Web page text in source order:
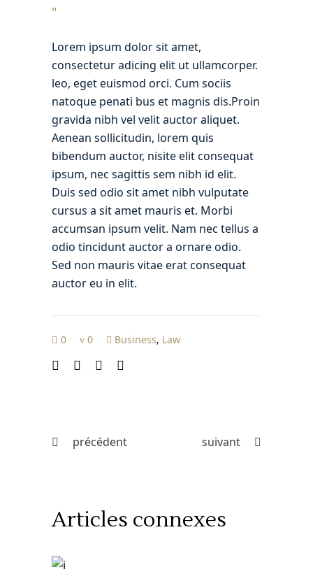
Lorem ipsum dolor sit amet,
consectetur adicing elit ut ullamcorper.
leo, eget euismod orci. Cum sociis
natoque penati bus et magnis dis.Proin
gravida nibh vel velit auctor aliquet.
Aenean sollicitudin, lorem quis
bibendum auctor, nisite elit consequat
ipsum, nec sagittis sem nibh id elit.
Duis sed odio sit amet nibh vulputate
cursus a sit amet mauris et. Morbi
accumsan ipsum velit. Nam nec tellus a
odio tincidunt auctor a ornare odio.
Sed non mauris vitae erat consequat
auctor eu in elit.
0 0 Business, Law
précédent suivant
Articles connexes